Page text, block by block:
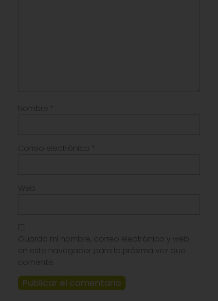
Nombre
Correo electrónico
Web
Guarda mi nombre, correo electrónico y web
en este navegador para la próxima vez que
comente.